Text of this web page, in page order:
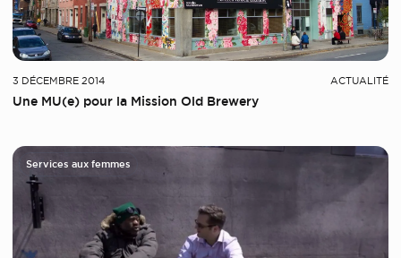
3 DÉCEMBRE 2014 ACTUALITÉ
Une MU(e) pour la Mission Old Brewery
Services aux femmes